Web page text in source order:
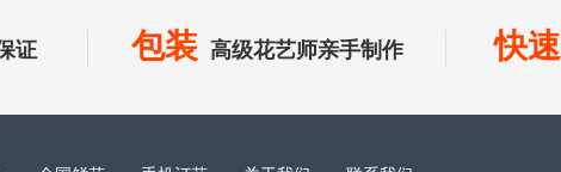
证 包装 高级花艺师亲手制作 快速